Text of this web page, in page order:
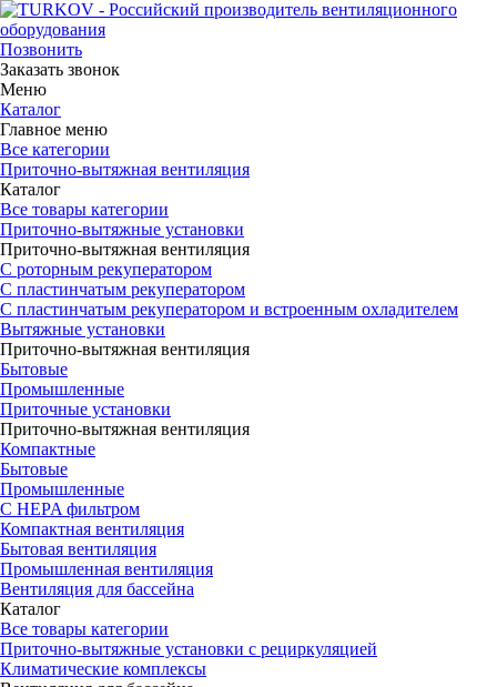
Позвонить
Заказать звонок
Меню
Каталог
Главное меню
Все категории
Приточно-вытяжная вентиляция
Каталог
Все товары категории
Приточно-вытяжные установки
Приточно-вытяжная вентиляция
С роторным рекуператором
С пластинчатым рекуператором
С пластинчатым рекуператором и встроенным охладителем
Вытяжные установки
Приточно-вытяжная вентиляция
Бытовые
Промышленные
Приточные установки
Приточно-вытяжная вентиляция
Компактные
Бытовые
Промышленные
С HEPA фильтром
Компактная вентиляция
Бытовая вентиляция
Промышленная вентиляция
Вентиляция для бассейна
Каталог
Все товары категории
Приточно-вытяжные установки с рециркуляцией
Климатические комплексы